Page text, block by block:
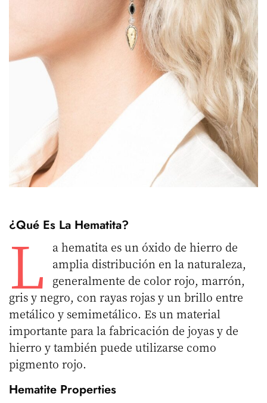
¿Qué Es La Hematita?
L
a hematita es un óxido de hierro de
amplia distribución en la naturaleza,
generalmente de color rojo, marrón,
gris y negro, con rayas rojas y un brillo entre
metálico y semimetálico. Es un material
importante para la fabricación de joyas y de
hierro y también puede utilizarse como
pigmento rojo.
Hematite Properties